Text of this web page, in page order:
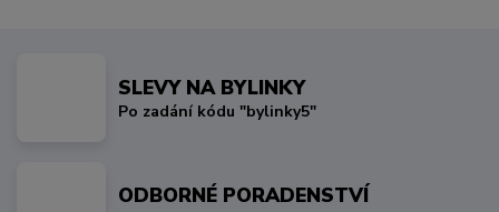
SLEVY NA BYLINKY
Po zadání kódu "bylinky5"
ODBORNÉ PORADENSTVÍ